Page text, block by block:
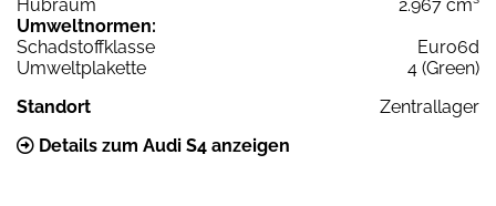
Hubraum
2.967 cm³
Umweltnormen:
Schadstoffklasse
Euro6d
Umweltplakette
4 (Green)
Standort
Zentrallager
Details zum Audi S4 anzeigen